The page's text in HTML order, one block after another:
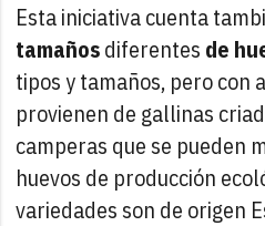
Esta iniciativa cuenta
tamañosdiferentes de
tipos y tamaños, pero con
provienen de gallinas
camperas que se pueden
huevos de producción
variedades son de origen